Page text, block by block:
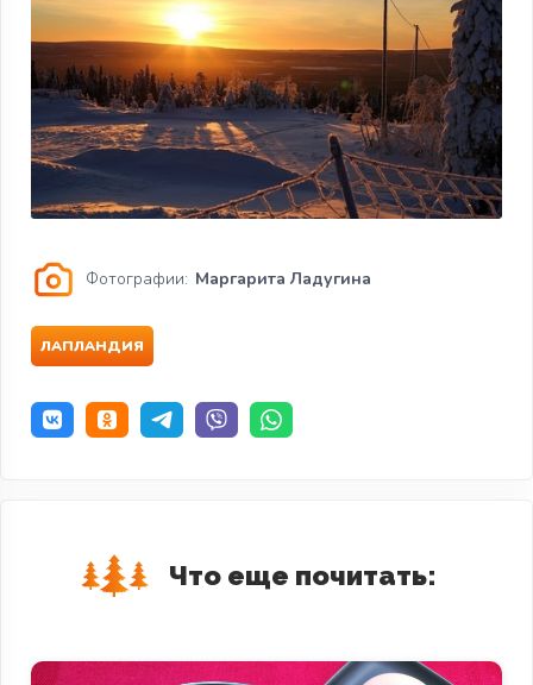
Фотографии: Маргарита Ладугина
ЛАПЛАНДИЯ
Что еще почитать: